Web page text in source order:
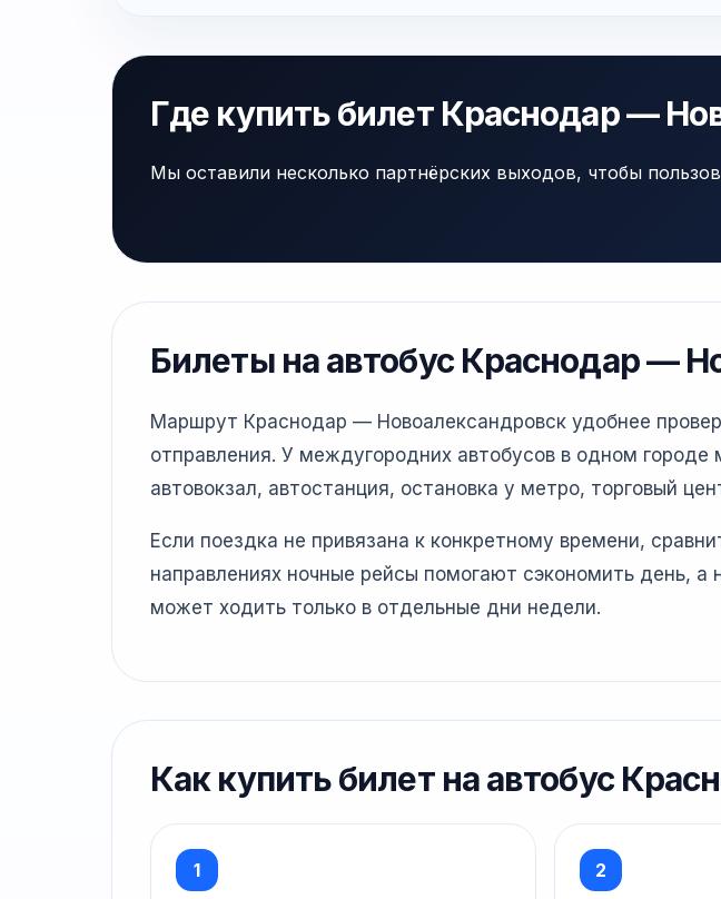
Где купить билет Краснодар —
Мы оставили несколько партнёрских выходов, чтобы
Билеты на автобус Краснодар —
Маршрут Краснодар — Новоалександровск удобнее
отправления. У междугородних автобусов в одном городе
автовокзал, автостанция, остановка у метро, торговый
Если поездка не привязана к конкретному времени,
направлениях ночные рейсы помогают сэкономить день, а
может ходить только в отдельные дни недели.
Как купить билет на автобус
1 2